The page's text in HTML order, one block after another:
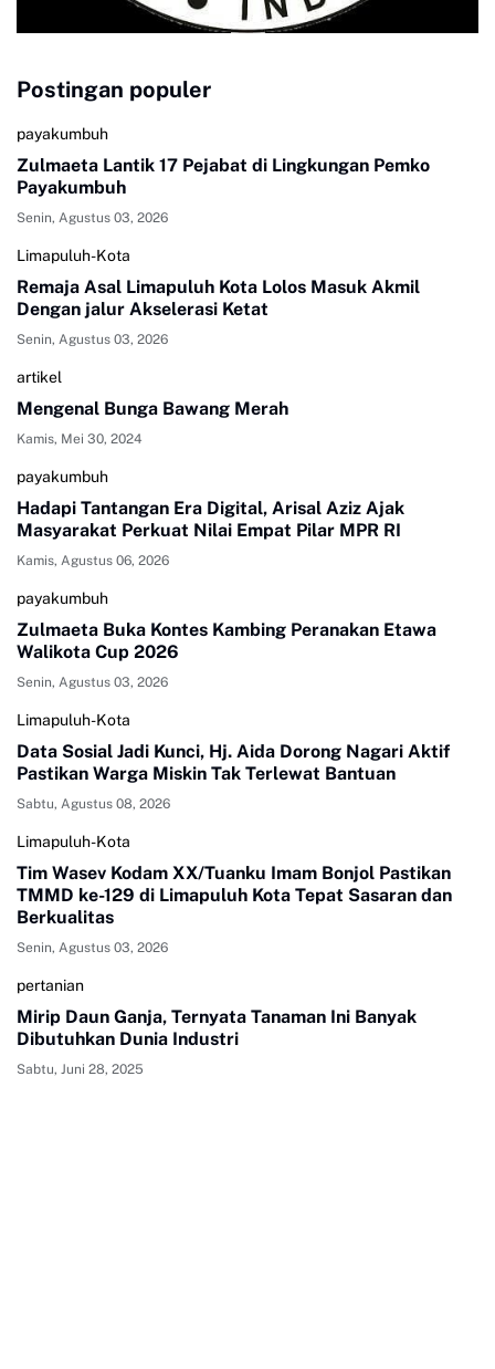
Postingan populer
payakumbuh
Zulmaeta Lantik 17 Pejabat di Lingkungan Pemko
Payakumbuh
Senin, Agustus 03, 2026
Limapuluh-Kota
Remaja Asal Limapuluh Kota Lolos Masuk Akmil
Dengan jalur Akselerasi Ketat
Senin, Agustus 03, 2026
artikel
Mengenal Bunga Bawang Merah
Kamis, Mei 30, 2024
payakumbuh
Hadapi Tantangan Era Digital, Arisal Aziz Ajak
Masyarakat Perkuat Nilai Empat Pilar MPR RI
Kamis, Agustus 06, 2026
payakumbuh
Zulmaeta Buka Kontes Kambing Peranakan Etawa
Walikota Cup 2026
Senin, Agustus 03, 2026
Limapuluh-Kota
Data Sosial Jadi Kunci, Hj. Aida Dorong Nagari Aktif
Pastikan Warga Miskin Tak Terlewat Bantuan
Sabtu, Agustus 08, 2026
Limapuluh-Kota
Tim Wasev Kodam XX/Tuanku Imam Bonjol Pastikan
TMMD ke-129 di Limapuluh Kota Tepat Sasaran dan
Berkualitas
Senin, Agustus 03, 2026
pertanian
Mirip Daun Ganja, Ternyata Tanaman Ini Banyak
Dibutuhkan Dunia Industri
Sabtu, Juni 28, 2025